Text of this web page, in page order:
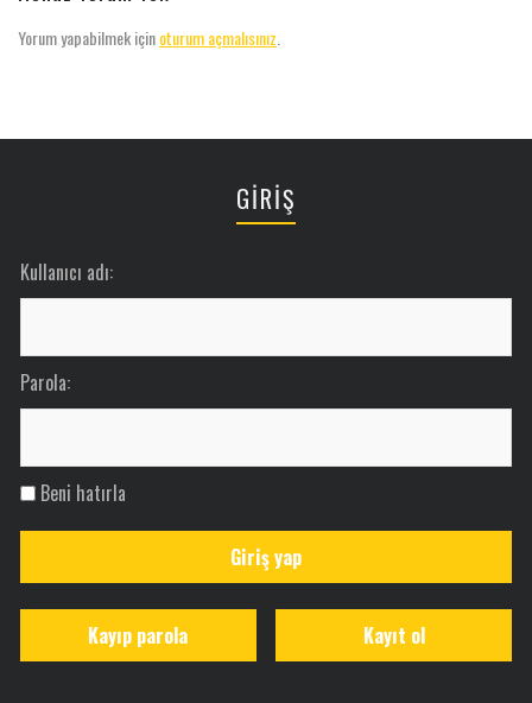
Yorum yapabilmek içinoturum açmalısınız
GİRİŞ
Kullanıcı adı:
Parola:
Beni hatırla
Giriş yap
Kayıt ol
Kayıp parola